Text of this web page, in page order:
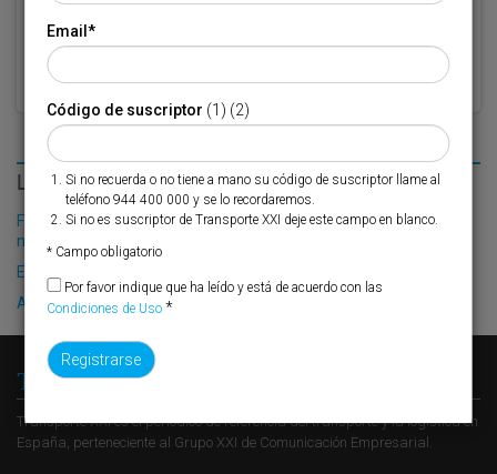
LO MÁS LEÍDO
Fribasa refuerza su logística con la puesta en marcha de una
nueva base en Vizcaya
El Puerto de Valencia crecerá en oferta ro-pax
Algeciras reclama la modernización del PCF
Transporte XXI
Transporte XXI es el periódico de referencia del transporte y la logística en
España, perteneciente al Grupo XXI de Comunicación Empresarial.
Email*
Código de suscriptor (1) (2)
Si no recuerda o no tiene a mano su código de suscriptor llame al
teléfono 944 400 000 y se lo recordaremos.
Si no es suscriptor de Transporte XXI deje este campo en blanco.
* Campo obligatorio
Por favor indique que ha leído y está de acuerdo con las
Condiciones de Uso *